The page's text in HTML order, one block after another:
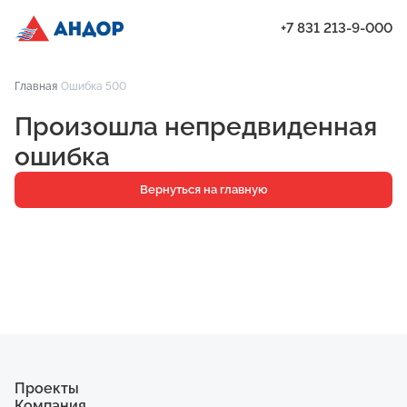
Проекты
Квартиры
Паркинг
Кладовые
+7 831 213-9-000
Главная Ошибка 500
Произошла непредвиденная
ошибка
Вернуться на главную
Проекты